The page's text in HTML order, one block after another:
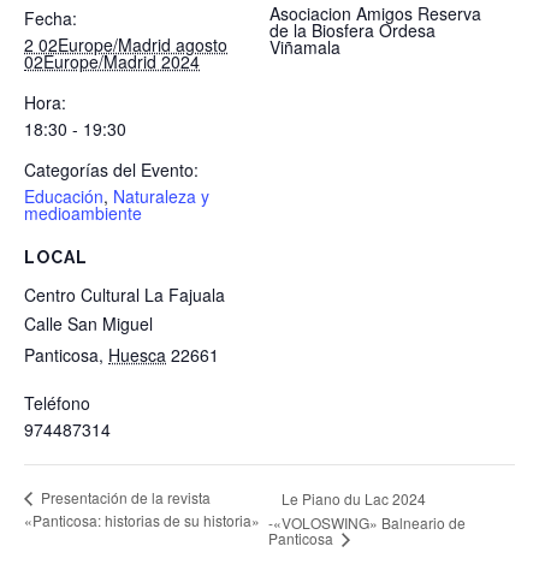
Fecha:
2 02Europe/Madrid agosto
02Europe/Madrid 2024
Hora:
18:30 - 19:30
Categorías del Evento:
Educación, Naturaleza y
medioambiente
LOCAL
Centro Cultural La Fajuala
Calle San Miguel
Panticosa, Huesca 22661
Teléfono
974487314
Asociacion Amigos Reserva
de la Biosfera Ordesa
Viñamala
Presentación de la revista
«Panticosa: historias de su historia»
Le Piano du Lac 2024
-«VOLOSWING» Balneario de
Panticosa